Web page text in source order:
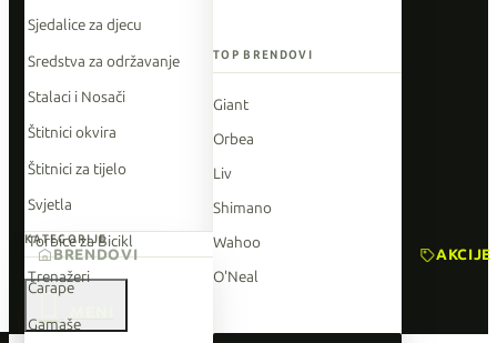
Sjedalice za djecu
Sredstva za održavanje
Stalaci i Nosači
Štitnici okvira
Štitnici za tijelo
Svjetla
Torbice za Bicikl
Trenažeri
TOP BRENDOVI
Giant
Orbea
Liv
Shimano
Wahoo
O'Neal
KATEGORIJE
Čarape
Gamaše
BRENDOVI AKCIJE
